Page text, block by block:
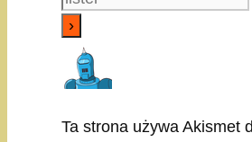
Ta strona używa Akismet